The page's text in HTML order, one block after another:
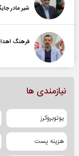
شیر مادر
فرهنگ
نیازمندی ها
یوتوبروکرز
هزینه پست